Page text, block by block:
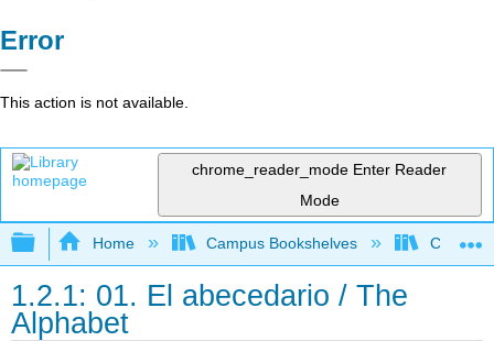
Error
This action is not available.
chrome_reader_mode Enter Reader
Mode
Expand/collapse global hierarchy
Home Campus Bookshelves Chaffey
1.2.1: 01. El abecedario / The
Alphabet